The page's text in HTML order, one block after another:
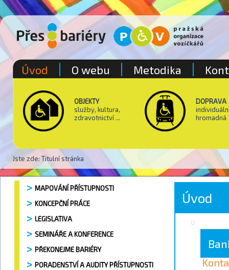
OBJEKTY
služby, kultura,
zdravotnictví ...
DOPRAVA
hromadná
Jste zde: Titulní stránka
Úvod O webu Metodika
MAPOVÁNÍ PŘÍSTUPNOSTI
KONCEPČNÍ PRÁCE
LEGISLATIVA
SEMINÁŘE A KONFERENCE
PŘEKONEJME BARIÉRY
PORADENSTVÍ A AUDITY PŘÍSTUPNOSTI
Úvod